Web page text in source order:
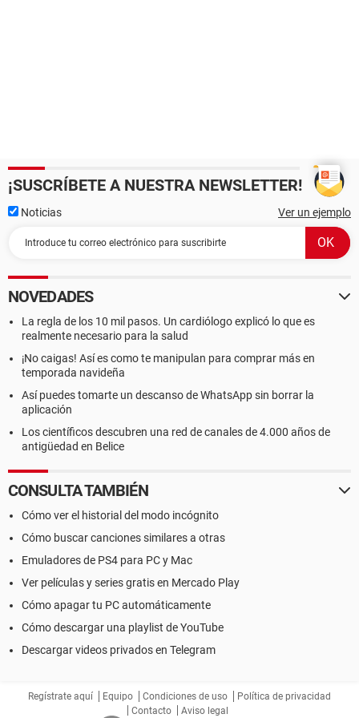
¡SUSCRÍBETE A NUESTRA NEWSLETTER!
Noticias Ver un ejemplo
NOVEDADES
La regla de los 10 mil pasos. Un cardiólogo explicó lo que es
realmente necesario para la salud
¡No caigas! Así es como te manipulan para comprar más en
temporada navideña
Así puedes tomarte un descanso de WhatsApp sin borrar la
aplicación
Los científicos descubren una red de canales de 4.000 años de
antigüedad en Belice
CONSULTA TAMBIÉN
Cómo ver el historial del modo incógnito
Cómo buscar canciones similares a otras
Emuladores de PS4 para PC y Mac
Ver películas y series gratis en Mercado Play
Cómo apagar tu PC automáticamente
Cómo descargar una playlist de YouTube
Descargar videos privados en Telegram
Regístrate aquí Equipo Condiciones de uso
Política de privacidad
Contacto
Aviso legal